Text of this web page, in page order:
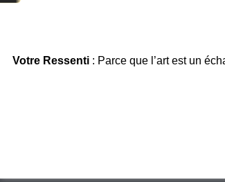
Votre Ressenti: Parce que l’art est un